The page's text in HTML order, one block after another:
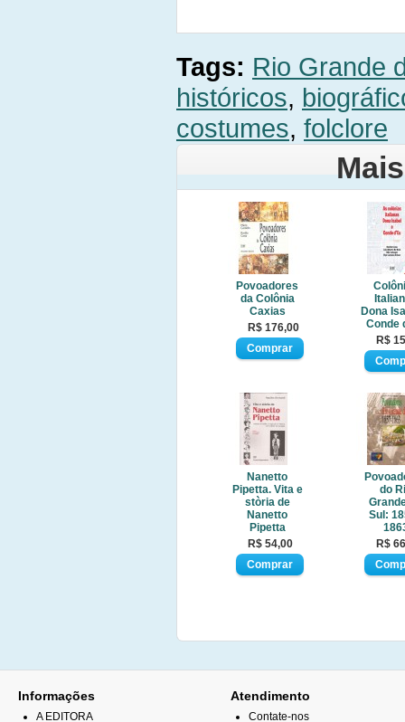
Tags: Rio Grande
históricos,
costumes, folclore
Povoadores
da Colônia
Caxias
R$ 176,00
Dona
Conde
R$
Nanetto
Pipetta. Vita e
stòria de
Nanetto
Pipetta
R$ 54,00
do
Sul:
R$
Informações
A EDITORA
Atendimento
Contate-nos